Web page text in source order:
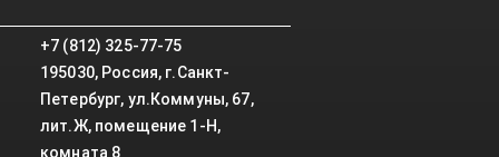
+7 (812) 325-77-75
195030, Россия, г.Санкт-
Петербург, ул.Коммуны, 67,
лит.Ж, помещение 1-Н,
комната 8